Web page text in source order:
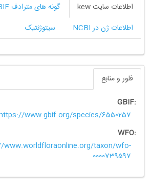
اطلاعات سایت kew
گونه های مترادف GBIF
اطلاعات ژن در NCBI
سیتوژنتیک
فلور و منابع
GBIF:
www.gbif.org/species/6550257
WFO:
taxon/wfo-
0000739597